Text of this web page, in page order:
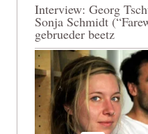
Interview: Georg
Sonja Schmidt
gebrueder beetz